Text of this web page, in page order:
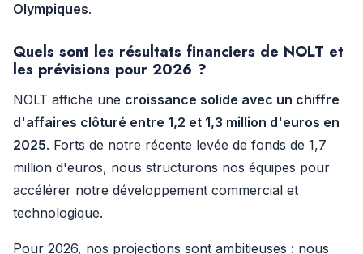
Olympiques.
Quels sont les résultats financiers de NOLT et
les prévisions pour 2026 ?
NOLT affiche une croissance solide avec un chiffre
d'affaires clôturé entre 1,2 et 1,3 million d'euros en
2025. Forts de notre récente levée de fonds de 1,7
million d'euros, nous structurons nos équipes pour
accélérer notre développement commercial et
technologique.
Pour 2026, nos projections sont ambitieuses : nous